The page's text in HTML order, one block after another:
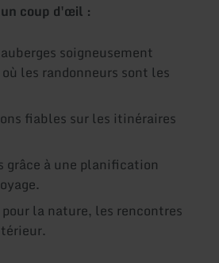
un coup d'œil :
soigneusement
les randonneurs sont les
fiables sur les itinéraires
grâce à une planification
pour la nature, les rencontres